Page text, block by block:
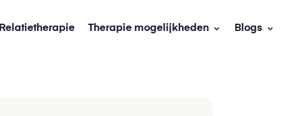
Relatietherapie Therapie mogelijkheden Blogs